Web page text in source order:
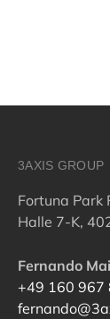
3AXIS GROUP
Fortuna Park
Halle 7-K,
Fernando
+49 160 967